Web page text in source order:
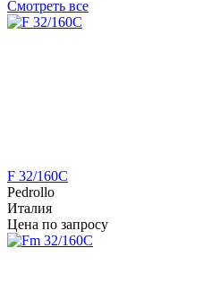
Смотреть все
F 32/160C
Pedrollo
Италия
Цена по запросу